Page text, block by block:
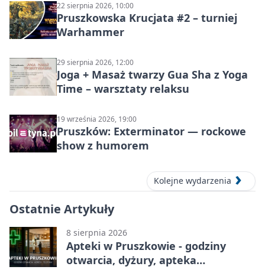
22 sierpnia 2026, 10:00
Pruszkowska Krucjata #2 – turniej
Warhammer
29 sierpnia 2026, 12:00
Joga + Masaż twarzy Gua Sha z Yoga
Time – warsztaty relaksu
19 września 2026, 19:00
Pruszków: Exterminator — rockowe
show z humorem
Kolejne wydarzenia
Ostatnie Artykuły
8 sierpnia 2026
Apteki w Pruszkowie - godziny
otwarcia, dyżury, apteka